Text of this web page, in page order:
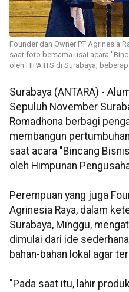
Founder dan Owner PT Agrinesia
saat foto bersama usai acara
oleh HIPA ITS di Surabaya,
Surabaya (ANTARA) -
Sepuluh November
Romadhona berbagi
membangun
saat acara "Bincang
oleh Himpunan
Perempuan yang juga
Agrinesia Raya, dalam
Surabaya, Minggu,
dimulai dari ide
bahan-bahan lokal agar
"Pada saat itu, lahir